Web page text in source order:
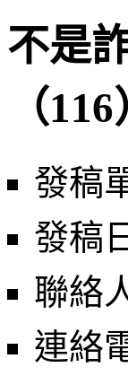
不是
（
發稿
發稿
聯絡
連絡